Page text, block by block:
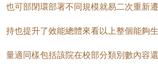
也可部閉環部署不同規模就易二次重新
持也提升了效能總體來看以上整個能夠
量適同樣包括該院在校部分類別數內容